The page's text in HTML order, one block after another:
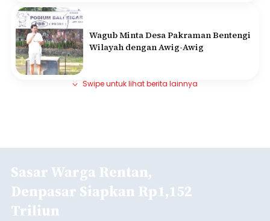
Wagub Minta Desa Pakraman Bentengi
Wilayah dengan Awig-Awig
Swipe untuk lihat berita lainnya
Sasar Warga Rentan,
Denpasar Siapkan Rp1,152
Triliun